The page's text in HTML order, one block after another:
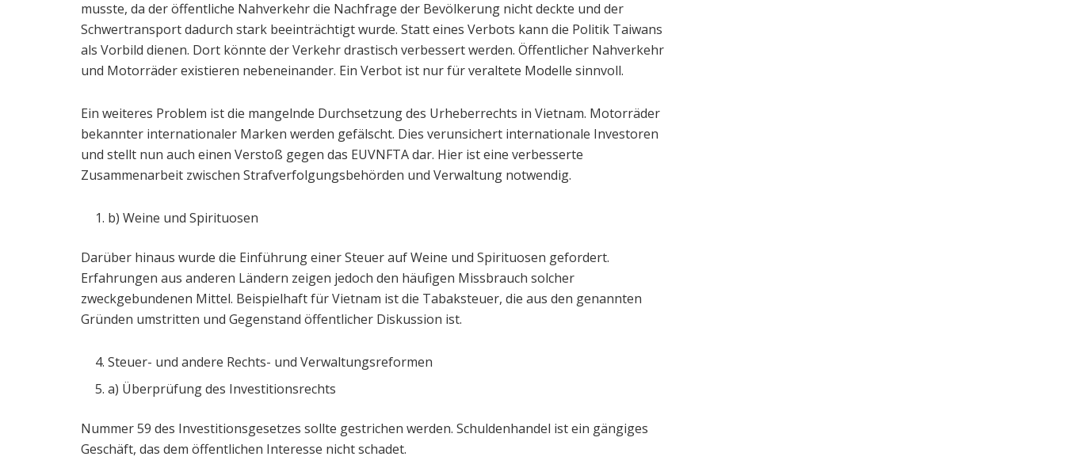
musste, da der öffentliche Nahverkehr die Nachfrage der Bevölkerung nicht deckte und der
Schwertransport dadurch stark beeinträchtigt wurde. Statt eines Verbots kann die Politik Taiwans
als Vorbild dienen. Dort könnte der Verkehr drastisch verbessert werden. Öffentlicher Nahverkehr
und Motorräder existieren nebeneinander. Ein Verbot ist nur für veraltete Modelle sinnvoll.
Ein weiteres Problem ist die mangelnde Durchsetzung des Urheberrechts in Vietnam. Motorräder
bekannter internationaler Marken werden gefälscht. Dies verunsichert internationale Investoren
und stellt nun auch einen Verstoß gegen das EUVNFTA dar. Hier ist eine verbesserte
Zusammenarbeit zwischen Strafverfolgungsbehörden und Verwaltung notwendig.
b) Weine und Spirituosen
Darüber hinaus wurde die Einführung einer Steuer auf Weine und Spirituosen gefordert.
Erfahrungen aus anderen Ländern zeigen jedoch den häufigen Missbrauch solcher
zweckgebundenen Mittel. Beispielhaft für Vietnam ist die Tabaksteuer, die aus den genannten
Gründen umstritten und Gegenstand öffentlicher Diskussion ist.
Steuer- und andere Rechts- und Verwaltungsreformen
a) Überprüfung des Investitionsrechts
Nummer 59 des Investitionsgesetzes sollte gestrichen werden. Schuldenhandel ist ein gängiges
Geschäft, das dem öffentlichen Interesse nicht schadet.